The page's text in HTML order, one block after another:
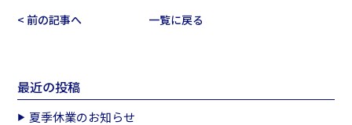
< 前の記事へ 一覧に戻る
最近の投稿
夏季休業のお知らせ